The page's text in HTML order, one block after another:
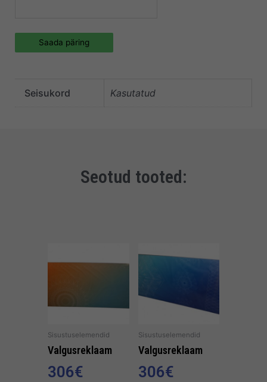
Saada päring
Seisukord Kasutatud
Seotud tooted:
Sisustuselemendid
Valgusreklaam
306€
Sisustuselemendid
Valgusreklaam
306€